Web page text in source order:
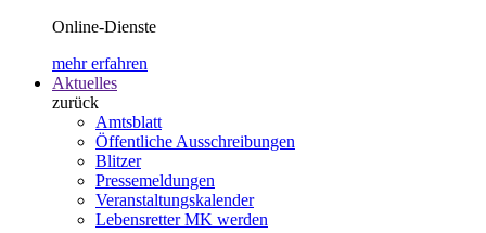
Online-Dienste
mehr erfahren
Aktuelles
zurück
Amtsblatt
Öffentliche Ausschreibungen
Blitzer
Pressemeldungen
Veranstaltungskalender
Lebensretter MK werden